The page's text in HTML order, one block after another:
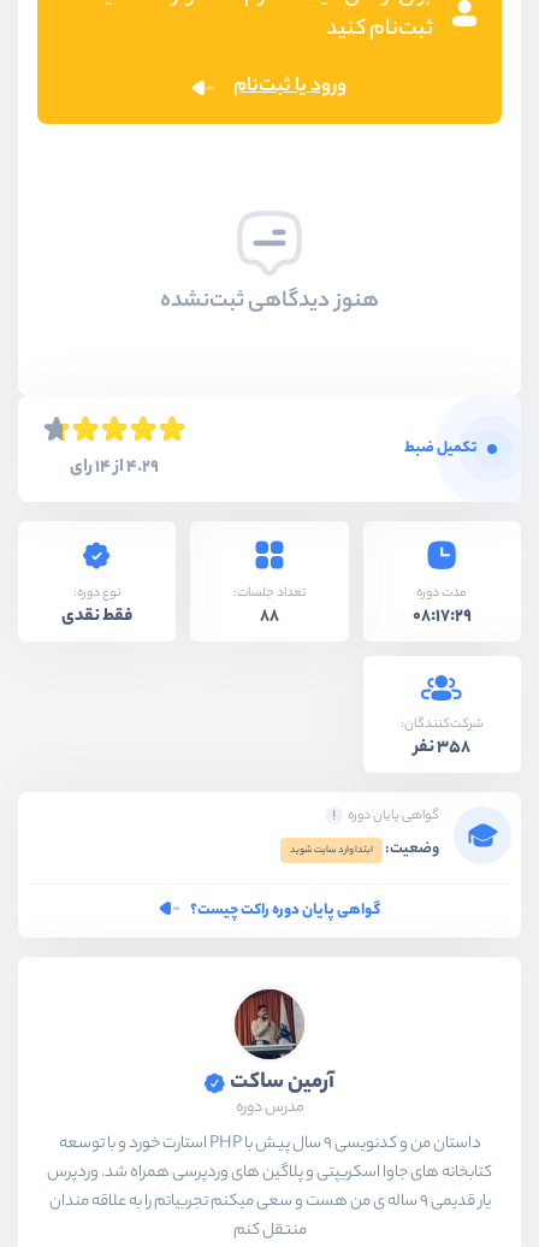
ثبت‌نام کنید
ورود یا ثبت‌نام
هنوز دیدگاهی ثبت‌نشده
تکمیل ضبط
4.29 از 14 رای
مدت دوره
08:17:29
تعداد جلسات:
88
نوع دوره:
فقط نقدی
شرکت‌کنندگان:
358 نفر
گواهی پایان دوره
وضعیت: ابتدا وارد سایت شوید
گواهی پایان دوره راکت چیست؟
آرمین ساکت
مدرس دوره
داستان من و کدنویسی 9 سال پیش با PHP استارت خورد و با توسعه
کتابخانه های جاوا اسکریپتی و پلاگین های وردپرسی همراه شد. وردپرس
یار قدیمی 9 ساله ی من هست و سعی میکنم تجربیاتم را به علاقه مندان
منتقل کنم